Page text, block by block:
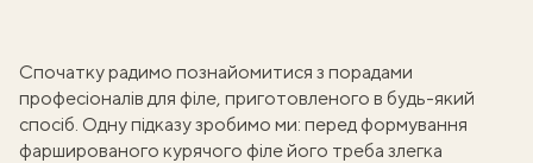
Спочатку радимо познайомитися з порадами
професіоналів для філе, приготовленого в будь-який
спосіб. Одну підказу зробимо ми: перед формування
фаршированого курячого філе його треба злегка